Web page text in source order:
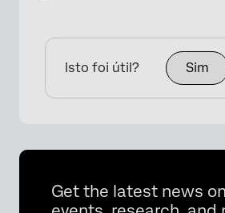
Isto foi útil? Sim
Get the latest news